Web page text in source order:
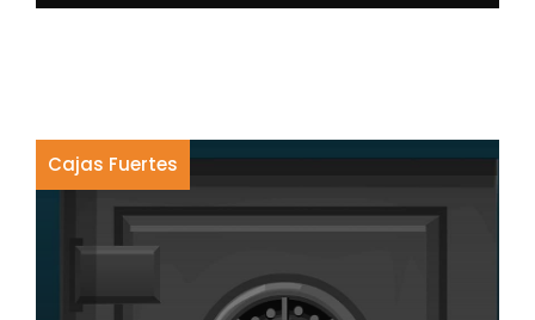
Cajas Fuertes